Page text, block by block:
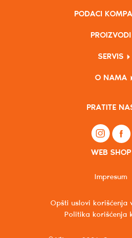
PODACI
PROIZVODI
SERVIS
O NAMA
PRATITE
WEB SHOP
Opšti uslovi korišćenja
Politika korišćenja
Impresum